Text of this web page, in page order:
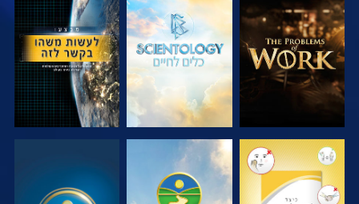
בדוק את הסדרה בדוק את הסדרה צפה
צפה צפה צפה